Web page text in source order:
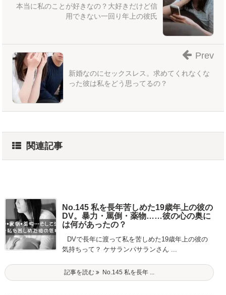
本当に私のことが好きなの？大好きだけど信
用できない一回り年上の彼氏
新婚なのにセックスレス。求めてくれなくな
った彼は私をどう思ってるの？
Prev
関連記事
No.145 私を長年苦しめた19歳年上の彼の
DV。暴力・罵倒・薬物……彼の心の奥に
は何があったの？
DVで長年に渡って私を苦しめた19歳年上の彼の
気持ちって？ ケサランパサランさん ...
記事を読む No.145 私を長年 ...